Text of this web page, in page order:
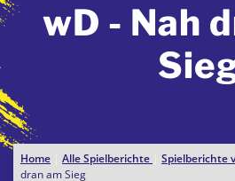
wD - Nah
Home Alle Spielberichte Spielberichte
dran am Sieg